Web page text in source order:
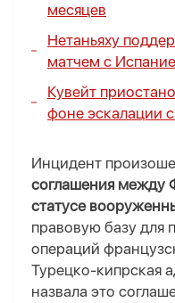
месяцев
Нетаньяху
матчем с
Кувейт
фоне эскалации
Инцидент
соглашения между
статусе
правовую базу для
операций
Турецко-кипрская
назвала это